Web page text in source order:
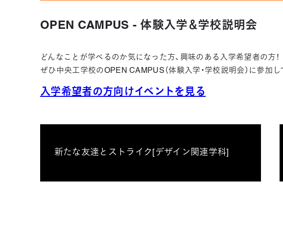
OPEN CAMPUS - 体験入学＆学校説明会
どんなことが学べるのか気になった方、興味のある入学希望者の方！
ぜひ中央工学校のOPEN CAMPUS（体験入学・学校説明会）に参加し
入学希望者の方向けイベントを見る
新たな友達とストライク[デザイン関連学科]